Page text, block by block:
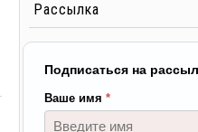
Рассылка
Подписаться на
Ваше имя *